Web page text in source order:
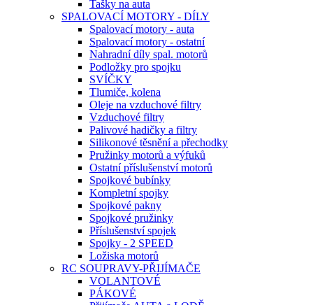
Tašky na auta
SPALOVACÍ MOTORY - DÍLY
Spalovací motory - auta
Spalovací motory - ostatní
Nahradní díly spal. motorů
Podložky pro spojku
SVÍČKY
Tlumiče, kolena
Oleje na vzduchové filtry
Vzduchové filtry
Palivové hadičky a filtry
Silikonové těsnění a přechodky
Pružinky motorů a výfuků
Ostatní příslušenství motorů
Spojkové bubínky
Kompletní spojky
Spojkové pakny
Spojkové pružinky
Příslušenství spojek
Spojky - 2 SPEED
Ložiska motorů
RC SOUPRAVY-PŘIJÍMAČE
VOLANTOVÉ
PÁKOVÉ